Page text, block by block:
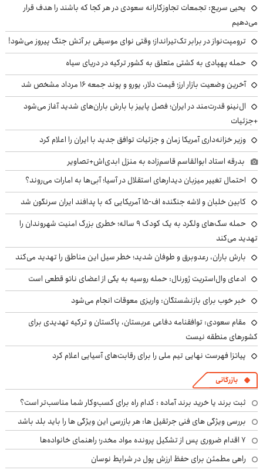
یحیی سریع: تجمعات تجاوزکارانه سعودی در هر کجا که باشند را هدف قرار
می‌دهیم
ترومپت‌نواز در برابر تک‌تیرانداز؛ وقتی نوای موسیقی بر آتش جنگ پیروز می‌شود!
حمله پهپادی به کشتی متعلق به کشور ترکیه در دریای سیاه
آخرین وضعیت بازار ارز؛ قیمت دلار، یورو و پوند جمعه ۱۶ مرداد مشخص شد
ال‌نینو قدرت‌مند در ایران؛ فصل پاییز با بارش باران‌های شدید آغاز می‌شود
+جزئیات
وزیر خزانه‌داری آمریکا زمان و جزئیات توافق جدید با ایران را اعلام کرد
بدرقه استاد ابوالقاسم قاسم‌زاده به منزل ابدی‌اش+تصاویر
احتمال تغییر میزبان دیدارهای استقلال در آسیا؛ آبی‌ها به امارات می‌روند؟
کابین خلبان و لاشه جنگنده اف-۱۵ آمریکایی که با پدافند ایران سرنگون شد
حمله سگ‌های ولگرد به یک کودک ۹ ساله؛ خطری بزرگ امنیت شهروندان را
تهدید می‌کند
بارش باران، رعدوبرق و طوفان شدید؛ خطر سیل این مناطق را تهدید می‌کند
ادعای وال‌استریت ژورنال: حمله روسیه به یکی از اعضای ناتو قطعی است
خبر خوب برای بازنشستگان: واریزی معوقات انجام می‌شود
مقام سعودی: توافقنامه دفاعی عربستان، پاکستان و ترکیه تهدیدی برای
کشورهای منطقه نیست
پیاتزا فهرست نهایی تیم ملی را برای رقابت‌های آسیایی اعلام کرد
بازرگانی
ثبت برند یا خرید برند آماده : کدام راه برای کسب‌وکار شما مناسب‌تر است؟
بررسی ویژگی های فنی جرثقیل ها: هر بازرسی این ویژگی ها را باید بلد باشد
۷ اقدام ضروری پس از تشکیل پرونده مواد مخدر؛ راهنمای خانواده‌ها
راهی مطمئن برای حفظ ارزش پول در شرایط نوسان